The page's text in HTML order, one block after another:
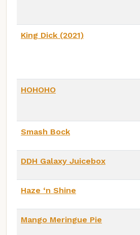
King Dick (2021)
HOHOHO
Smash Bock
DDH Galaxy Juicebox
Haze ‘n Shine
Mango Meringue Pie